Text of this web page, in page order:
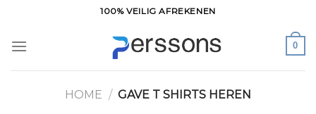
inhoud
100% VEILIG AFREKENEN
0
HOME / GAVE T SHIRTS HEREN